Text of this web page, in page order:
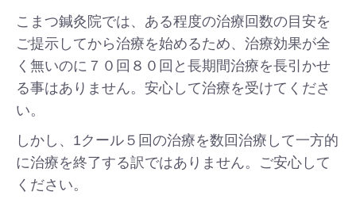
こまつ鍼灸院では、ある程度の治療回数の目安を
ご提示してから治療を始めるため、治療効果が全
く無いのに７０回８０回と長期間治療を長引かせ
る事はありません。安心して治療を受けてくださ
い。
しかし、1クール５回の治療を数回治療して一方的
に治療を終了する訳ではありません。ご安心して
ください。